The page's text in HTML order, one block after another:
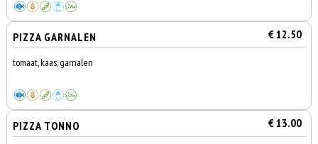
PIZZA GARNALEN € 12.50
tomaat, kaas, garnalen
PIZZA TONNO € 13.00